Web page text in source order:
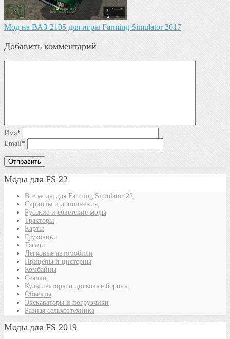
Мод на ВАЗ-2105 для игры Farming Simulator 2017
Добавить комментарий
Имя*
Email*
Моды для FS 22
Все моды для Farming Simulator 22
Скрипты и дополнения
Русские и советские моды
Тракторы
Карты
Грузовики
Тягачи
Легковые автомобили
Прицепы и цистерны
Комбайны
Сеялки
Культиваторы и дисковые бороны
Объекты
Экскаваторы и погрузчики
Разная сельхозтехника
Моды для FS 2019